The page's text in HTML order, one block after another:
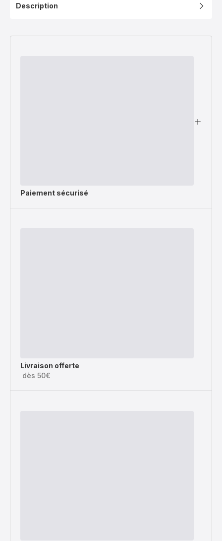
Description
Paiement sécurisé
Livraison offerte
dès 50€